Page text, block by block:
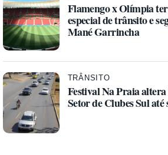
Flamengo x Olímpia
especial de trânsito e
Mané Garrincha
TRÂNSITO
Festival Na Praia
Setor de Clubes Sul